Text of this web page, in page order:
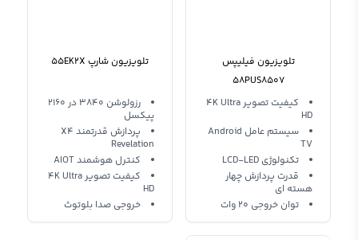
تلویزیون فیلیپس
58PUS8507
کیفیت تصویر 4K Ultra
HD
سیستم عامل Android
TV
تکنولوژی LCD-LED
قدرت پردازش چهار
هسته ای
توان خروجی 20 وات
تلویزیون شارپ 55EK2X
رزولوشن 3840 در 2160
پیکسل
پردازش قدرتمند X4
Revelation
کنترل هوشمند AIOT
کیفیت تصویر 4K Ultra
HD
خروجی صدا بلوتوث